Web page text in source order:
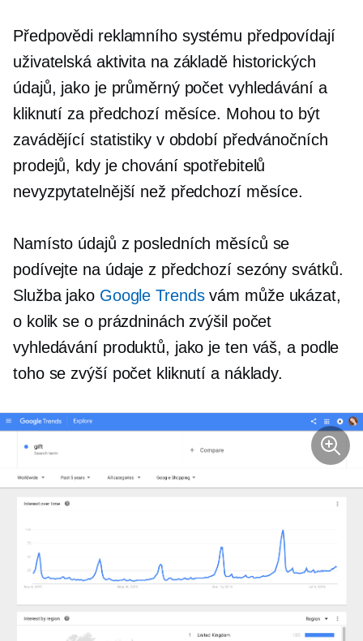
Předpovědi reklamního systému předpovídají
uživatelská aktivita na základě historických
údajů, jako je průměrný počet vyhledávání a
kliknutí za předchozí měsíce. Mohou to být
zavádějící statistiky v období předvánočních
prodejů, kdy je chování spotřebitelů
nevyzpytatelnější než předchozí měsíce.
Namísto údajů z posledních měsíců se
podívejte na údaje z předchozí sezóny svátků.
Služba jako Google Trendsvám může ukázat,
o kolik se o prázdninách zvýšil počet
vyhledávání produktů, jako je ten váš, a podle
toho se zvýší počet kliknutí a náklady.